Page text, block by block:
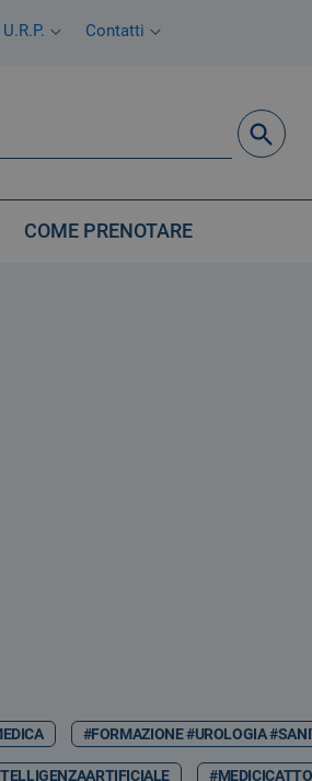
U.R.P. Contatti
COME PRENOTARE
#FORMAZIONE #UROLOGIA